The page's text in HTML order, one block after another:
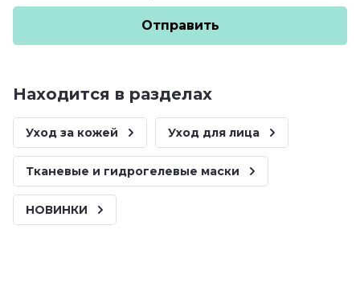
Отправить
Находится в разделах
Уход за кожей Уход для лица
Тканевые и гидрогелевые маски
НОВИНКИ